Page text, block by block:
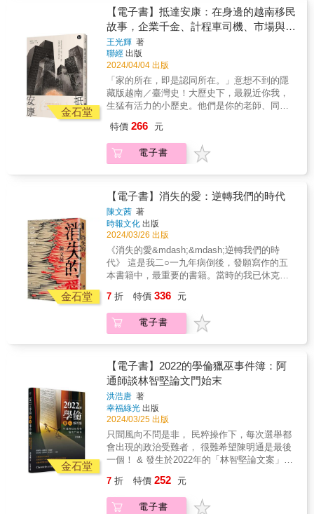
夜常睡在房子外面乘涼，守望相助，1995年卻
沒人敢這樣做。克林南柏格新作《疫情教會我
們什麼？》比較1918年大流感與2020年全球疫
情，揭露美國社會脆弱度惡化與政治分化的殘
酷現實，值得關注疫情研究的讀者借鏡。──林
宗弘／中央研究院社會學研究所研究員&「疫情
教會我們什麼？」本書作者以七位紐約人的經
歷，並旁及包括臺灣在內的各國政策相關議
管疫情已緩，但殷鑑不遠，在全球緊密互動且
共同承受諸多風險的當前社會，這是永不過時
的重要問題。&如作者點到，臺灣在疫情初期即
靠著對全球與國內公布警訊，「有效地創造出
織疫情事件、政策、科學與社會爭議的公共
性，譜寫紐約、美國乃至多國的疫情樣貌。&閱
讀本書勾起我推動「記疫」時的許多心得與經
驗。《記疫》是在疫情期間，以落實人文社會
視野的公共性為核心的一項社會溝通與記錄工
作。成果包括上千位臺灣各領域人社學者與公
民的紀錄、分析短文與紀錄片。其中也提出許
多重要問題，包括產業根留臺灣的重要性與挑
戰有哪些？如何強化社會互信與團結？科學證
的法理根據與保護人權，兩者怎麼權衡？如何
降低對弱勢階層與群體的衝擊？甚至於該怎樣
比較不同國家、政體或各層級政府治理的能與
時，人與人、人與環境，以及人與病毒等其他
物種之間如何共存？這些在在都直接或間接地
呼應《記疫》中收錄的吉光片羽，更是必須持
續追問、不容遺忘的課題。&儘管紐約、臺灣兩
地脈絡不同，他山之石可以攻錯，從疫情帶來
的全球鉅變、各國因應調適，乃至於後疫情時
代開啟的全球新地緣政治，本書諸多面向都有
助於反思本地社會當年的恐慌、爭議與激情。
林文源／國立清華大學通識教育中心教授、
「記疫」人文社會團隊推動者&Covid-19疫情衝
擊全世界人們的生活，在臺灣的我們所受到的
本書從頭到尾都清楚地彰顯出她的豐富知識與
她綜整各方知識的深厚功力。她靈活穿梭於個
人敘事與文化分析之間，充分地證成了個人確
實即是政治&mdash;&mdash;如果你恰巧擁有
肥胖身軀，更是如此。這本書的成功之處在
於，它讓我們得以敏銳地意識到，肥胖的生活
經驗與肥胖恐懼並非普世皆同，而是深受社會
身分的影響與交織。&mdash;&mdash;羅珊・
蓋伊，《飢餓：你只看見我的身體，沒看見我
內心的痛》作者&▎鞭辟入裡！勇敢大膽、發人
曼恩徹底剖析並解構了帶有多重面貌的肥胖恐
懼。&mdash;&mdash;科克斯書評&▎在這個對
瘦癡狂的世界，肥胖始終被視為失德一般的存
振奮人心的誠實，此書成功消除了許多肥胖者
不應承受的羞辱。作者曼恩對這個世界提出犀
利的分析，提醒我們肥胖體態不是偏差、並非
異常，且始終不應被如此看待。本書內容扎
實，屬於本世紀每一個人都應精讀的經典讀物
&mdash;&mdash;若我們期待能創造一個對肥
胖者抱持更多尊重、更少輕蔑的世界，更是如
之有：為我強韌的身體與靈魂創造空間》作者
&▎我相信，就肥胖這個二十一世紀的重要難題
之一，曼恩提出了極其明晰的分析。她透過科
肥胖本身失德的有毒論述。&mdash;&mdash;
艾蜜莉．納高斯基／《性愛好科學：掙脫迷
思、用自己的方式高潮》作者&▎我所成長的世
代向來認為「天底下最美妙的滋味莫過於苗
條」，由衷感謝凱特・曼恩催促我們步入下一
個「不畏重量」的世代。本書精采剖析了當代
的節食文化，不僅讀來津津有味，同時是本溫
柔卻堅定的指南，助人擺脫肥胖恐懼的籠罩
&mdash;&mdash;從個人到集體，再到社會層
次。說曼恩是寫了本「重量級」的曠世巨作，
卡・德菲諾／部落格Unpublishable版主&▎這
傷，務必小心閱讀。
代人可取得的資訊及知識量遠超過以往任何一
個時代&mdash;&mdash;但這也是所有人最不
願學習、最不尊重專業的時代。&人們即使確實
比以往聰明，卻以為只要靠Google、維基百科
就能和專家並駕齊驅，對各種學識成就反唇相
譏，面對專家建言也往往冷眼以對，從醫療、
法律、教育到國家預算，人們都對專業採取不
信任甚至鄙視的態度，這些應要公民和專家對
也將「民主」的意涵誤解為每種聲音、即使最
是不民主，就是搞菁英主義。&&面對這種人們
拒絕學習、懷疑專家的現象，本書作者美國海
軍戰爭學院教授與哈佛推廣教育學院兼任教授
湯姆．尼可斯將他的觀察與見解寫成文章刊登
於網路報《聯邦主義者》後，迅速累積了上百
萬的閱讀人次，也因此受到牛津大學出版社注
意，進而邀請他將這個主題擴充撰寫成本書。
&▍ 專家與公民關係的瓦解，就等同於民主制
度的失能&在書中，他將告訴我們人類拒絕溝通
的天性加上網際網路普及、高等教育商品化、
新聞產業娛樂化的推波助瀾，是如何讓大眾並
未變得更有知識，反而變得憤怒、無知而反
智。而專家當然也有可能出錯－－究竟專家為
何犯錯、如何犯錯，身為公民的我們又該怎麼
面對、進而建立起與專家的健康關係，他在書
中也有詳細的探討。&面對「專業之死」，我們
停止對話，並有可能發展成暴民政治或技術官
僚主義，導致民主崩潰。這不只可能讓人類辛
苦累積了數個世紀的知識付諸東流，也將阻礙
新知識的未來發展。&本書正是一份診斷報告，
帶領我們理解專家與公民間的關係為何崩解，
而每一個人，不論是專家或公民，又該如何化
解這個迫切的危機。要力挽狂瀾，需要身處當
代社會的你我共同努力，而本書正是我們急切
現，在這個時代裡更顯得重要。書中引用了
所言：「『我哪一點不如你，』史骷髏在演講
編鍾慧諭｜公民幫推創會理事長、前臺北市交
通局長&停車場是有車族的都市領地？公共空間
的貪食蛇？地主的搖錢樹？小至路邊停車格，
大至停車庫、停車場──「停車」可謂最受忽
視，卻最攸關大眾日常交通與生活品質的環
節。在本書中，長年關注居住議題、交通規畫
與都市政策的作者亨利・葛瑞巴爾將報導焦點
鎖定於停車議題，追蹤大量設置的停車場、停
車位如何形塑當代市民生活與居住環境。&世界
各地可見到許多傷腦筋的停車問題，在市井生
業區的壅塞問題，成因中約三成是四處「巡
找」停車格的汽車所「貢獻」。路怒、暴力相
向、言語恫嚇等行為，頻繁造成市民衝突摩
逐末，反從市民違停罰款賺取較諸停車費更多
的市政收入。🚗高緯度地區車主將積雪從停車
格鏟淨、車子駛離後，會在原地擺放椅子占整
天的位──「此雪是我鏟＝此路是我開」的心態
導致停車位更加一位難求。🚗為確保上班有方
便的車位，車主不得已大清晨先開車去卡位，
用上班前最後幾小時在車上補眠。&本書挖掘停
交通死結，為求解方，作者參考停車研究重量
級學者的畢生心血，也接觸新一代思想家、運
動人士及施政者，看他們怎麼尋找都市規畫、
車流動率、降低單次停車時間長度。❗提高城市
公有路邊停車費率，也加強較乏人問津的私人
停車場、停車塔能見度，以達成不同停車空間
平衡的使用率。❗新建案停車位設置量的硬性規
定酌情鬆綁（或取消），大眾交通工具反而會
蓬勃發展。此外，調高公有地停車費創造的額
外收入，恰能補貼公共運輸的營運。❗採用不同
以往的道路規畫，如紐約將路邊停車格朝車道
方向外推，在人行道與停車格間設置單車道；
用最低施工成本與既有道路元素，使路邊停放
黎、阿姆斯特丹、倫敦、波哥大及其他許多地
金石堂
【電子書】抵達安康：在身邊的越南移民
故事，企業千金、計程車司機、市場與美
甲店的阿姨……
王光輝 著
聯經 出版
2024/04/04 出版
「家的所在，即是認同所在。」意想不到的隱
藏版越南／臺灣史！大歷史下，最親近你我，
生猛有活力的小歷史。他們是你的老師、同
了解。政治大學「興隆安康．共好文山」USR
計畫採訪作品記錄越南移民在臺灣的動人故事
歷史課本裡找不到，社會課本也不見其身影。
式，採訪在安康社區、校園、巷弄、市場、街
邊小吃店的越南移民，以13個生命故事串聯出
一段隱藏的越南／臺灣史。說故事的人有計程
車司機、賣米線的老爺爺、市場雜貨店的阿
姨、美甲店老闆；有過去是跨國企業千金的奶
奶、在西貢經營布行的一家人，還有中文老
師、跨國轉學生。他們是近在我們身邊的活歷
史，串聯臺灣與越南，無比重要卻大隱於市。
《南海血書》、華僑「歸」臺……追求自由與
代的動亂、社會的變動。本書從1970年代起
始，訴說因南北越戰爭，人們如何流離輾轉、
拚盡全力想抵達安康之所。1980至1990年代，
過當時國民政府推出的「仁德專案」追尋自
由。最後探究經由婚配、依親、遠赴海外讀書
而來臺定居的移民，在學業、事業之間，他們
如何站穩腳步，成為照亮他人的光？以遷徙的
軌跡，書寫生命的故事臺灣的移民社會真貌，
究竟是什麼模樣？平凡老百姓的小故事提供具
體而入微的視角，補足大歷史失落的一環。這
些「有越南經驗的移動者」在不同的年代輾轉
並未因靠岸而結束，仍在繼續，不停繼
續。 本書特色★ 臺灣歷史課本應該要有，
卻從來沒寫到！★ 近代臺灣移民社會形成的重
特價 266 元
電子書
金石堂
【電子書】消失的愛：逆轉我們的時代
陳文茜 著
時報文化 出版
2024/03/26 出版
《消失的愛&mdash;&mdash;逆轉我們的時
代》 這是我二○一九年病倒後，發願寫作的五
本書籍中，最重要的書籍。當時的我已休克三
子不多我該做什麼？ 我想到李敖大哥生前的叮
嚀：「文茜，妳太浪費你的才華，不要花那麼
多時間在電視，不要只寫散文或是詩。那對於
於是，躺在醫院或躺在床上的日子，我的精神
若尚可，即撰寫此書。 精神虛弱時，我則輕輕
地寫下《晚安，我的生命》。 今年三月底，又
是我的生日，這本近十萬字的書籍，討論時代
的困境之書，終於出版。 & 我們本來以為這個
時代多麼美妙， 結果它燃起的一團烈火，從古
老的火山口升騰，源源不絕。 只有通過歷史，
直面凶殘又冷靜的分析，才能顯現我們的時代
為何如此暴烈。 每當我試圖抓住時代之手，黑
暗的故事先把我的手抓住。 為了解開絕望的捆
年全球化的囈語。 如今，冰冷又敵視的城市，
7 折 特價 336 元
電子書
金石堂
【電子書】2022的學倫獵巫事件簿：阿
通師談林智堅論文門始末
洪浩唐 著
幸福綠光 出版
2024/03/25 出版
只聞風向不問是非， 民粹操作下，每次選舉都
會出現的政治受難者， 很難希望陳明通是最後
一個！ & 發生於2022年的「林智堅論文案」，
「世紀大冤案」？ & 本書特別訪談論文指導教
授陳明通，首度現身說法，直球面對！ & 試著
將這起摻雜了選舉恩怨、政治鬥爭，合併著認
7 折 特價 252 元
電子書